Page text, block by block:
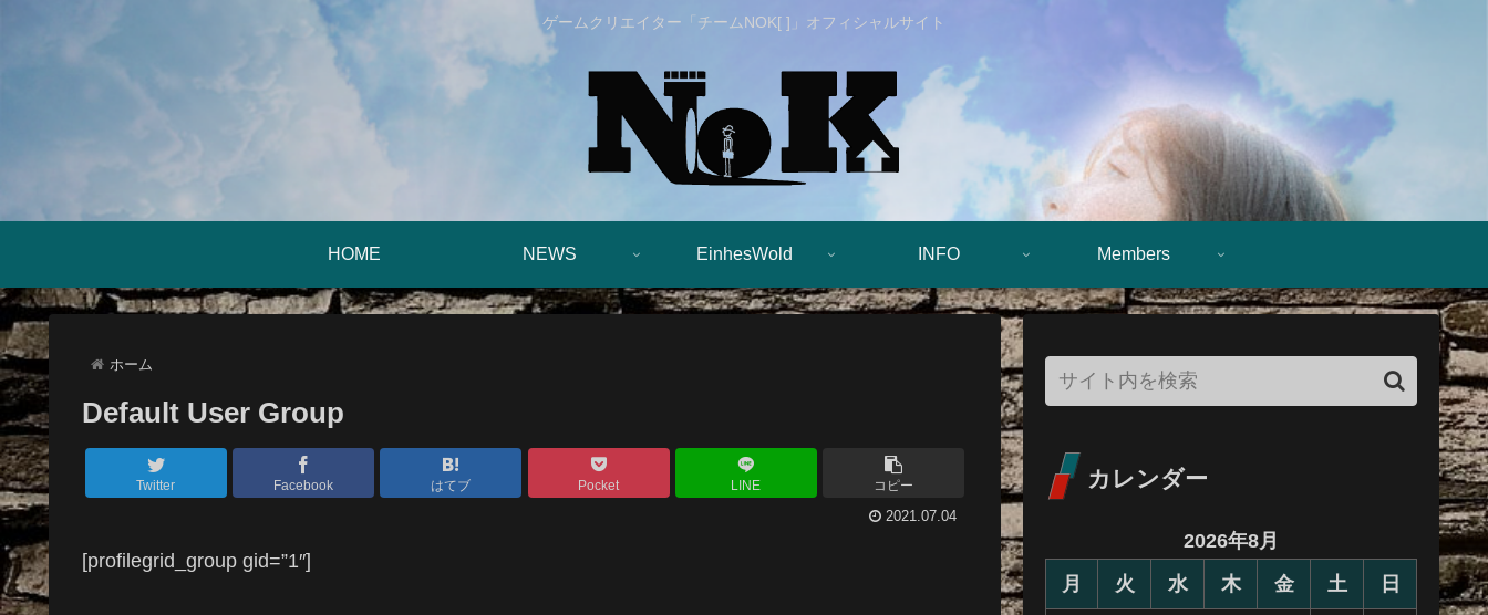
ゲームクリエイター「チームNOK[ ]」オフィシャルサイト
HOME NEWS EinhesWold INFO Members
ホーム
Default User Group
Twitter Facebook はてブ Pocket LINE コピー
2021.07.04
[profilegrid_group gid=”1″]
カレンダー
2026年8月
月
火 水 木 金 土
日